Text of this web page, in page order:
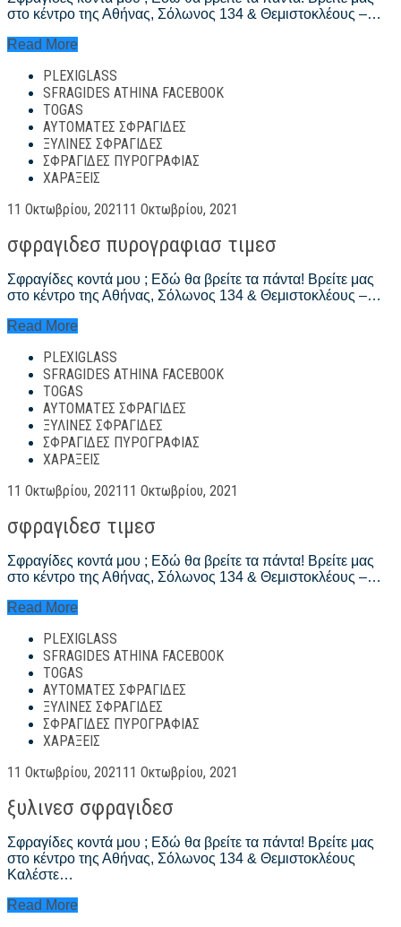
στο κέντρο της Αθήνας, Σόλωνος 134 & Θεμιστοκλέους –…
σφραγιδεσ
λογοτυπο
Read More
PLEXIGLASS
SFRAGIDES ATHINA FACEBOOK
TOGAS
ΑΥΤΌΜΑΤΕΣ ΣΦΡΑΓΊΔΕΣ
ΞΎΛΙΝΕΣ ΣΦΡΑΓΊΔΕΣ
ΣΦΡΑΓΊΔΕΣ ΠΥΡΟΓΡΑΦΊΑΣ
ΧΑΡΆΞΕΙΣ
Posted
11 Οκτωβρίου, 2021 11 Οκτωβρίου, 2021
σφραγιδεσ πυρογραφιασ τιμεσ
Σφραγίδες κοντά μου ; Εδώ θα βρείτε τα πάντα! Βρείτε μας
στο κέντρο της Αθήνας, Σόλωνος 134 & Θεμιστοκλέους –…
σφραγιδεσ
τιμεσ
Read More
PLEXIGLASS
SFRAGIDES ATHINA FACEBOOK
TOGAS
ΑΥΤΌΜΑΤΕΣ ΣΦΡΑΓΊΔΕΣ
ΞΎΛΙΝΕΣ ΣΦΡΑΓΊΔΕΣ
ΣΦΡΑΓΊΔΕΣ ΠΥΡΟΓΡΑΦΊΑΣ
ΧΑΡΆΞΕΙΣ
Posted
11 Οκτωβρίου, 2021 11 Οκτωβρίου, 2021
σφραγιδεσ τιμεσ
Σφραγίδες κοντά μου ; Εδώ θα βρείτε τα πάντα! Βρείτε μας
στο κέντρο της Αθήνας, Σόλωνος 134 & Θεμιστοκλέους –…
σφραγιδεσ
Read More
PLEXIGLASS
SFRAGIDES ATHINA FACEBOOK
TOGAS
ΑΥΤΌΜΑΤΕΣ ΣΦΡΑΓΊΔΕΣ
ΞΎΛΙΝΕΣ ΣΦΡΑΓΊΔΕΣ
ΣΦΡΑΓΊΔΕΣ ΠΥΡΟΓΡΑΦΊΑΣ
ΧΑΡΆΞΕΙΣ
Posted
11 Οκτωβρίου, 2021 11 Οκτωβρίου, 2021
ξυλινεσ σφραγιδεσ
Σφραγίδες κοντά μου ; Εδώ θα βρείτε τα πάντα! Βρείτε μας
στο κέντρο της Αθήνας, Σόλωνος 134 & Θεμιστοκλέους
Καλέστε…
ξυλινεσ
Read More